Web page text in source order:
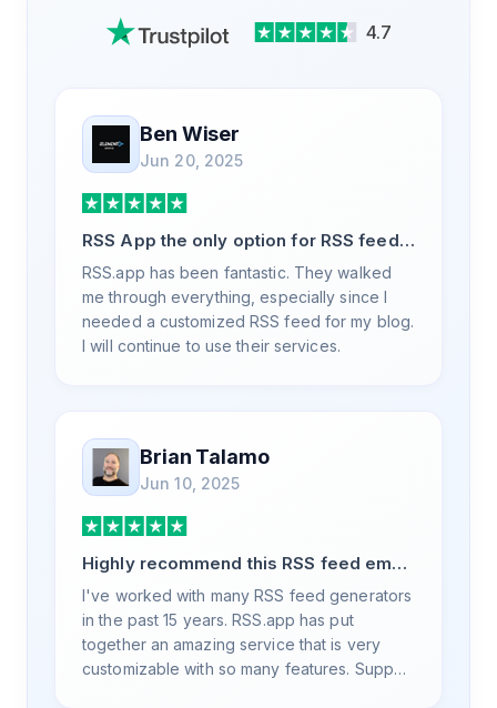
4.7
Ben Wiser
Jun 20, 2025
RSS App the only option for RSS feed
generation
RSS.app has been fantastic. They walked
me through everything, especially since I
needed a customized RSS feed for my blog.
I will continue to use their services.
Brian Talamo
Jun 10, 2025
Highly recommend this RSS feed email
/ widget generator service.
I've worked with many RSS feed generators
in the past 15 years. RSS.app has put
together an amazing service that is very
customizable with so many features. Support